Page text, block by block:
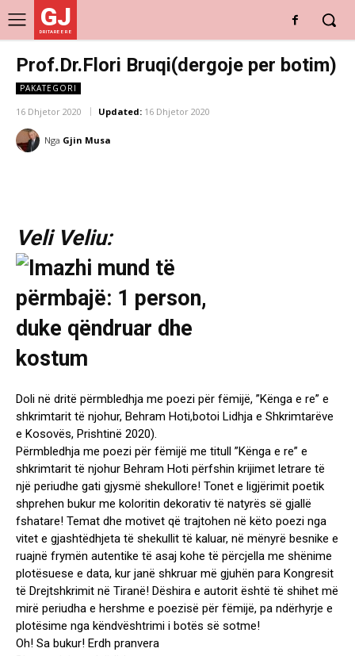
GJ
DRITARE E RE
Prof.Dr.Flori Bruqi(dergoje per botim)
PAKATEGORI
16 Dhjetor 2020 Updated: 16 Dhjetor 2020
Nga Gjin Musa
Veli Veliu:
Doli në dritë përmbledhja me poezi për fëmijë, ”Kënga e re” e
shkrimtarit të njohur, Behram Hoti,botoi Lidhja e Shkrimtarëve
e Kosovës, Prishtinë 2020).
Përmbledhja me poezi për fëmijë me titull ”Kënga e re” e
shkrimtarit të njohur Behram Hoti përfshin krijimet letrare të
një periudhe gati gjysmë shekullore! Tonet e ligjërimit poetik
shprehen bukur me koloritin dekorativ të natyrës së gjallë
fshatare! Temat dhe motivet që trajtohen në këto poezi nga
vitet e gjashtëdhjeta të shekullit të kaluar, në mënyrë besnike e
ruajnë frymën autentike të asaj kohe të përcjella me shënime
plotësuese e data, kur janë shkruar më gjuhën para Kongresit
të Drejtshkrimit në Tiranë! Dëshira e autorit është të shihet më
mirë periudha e hershme e poezisë për fëmijë, pa ndërhyrje e
plotësime nga këndvështrimi i botës së sotme!
Oh! Sa bukur! Erdh pranvera